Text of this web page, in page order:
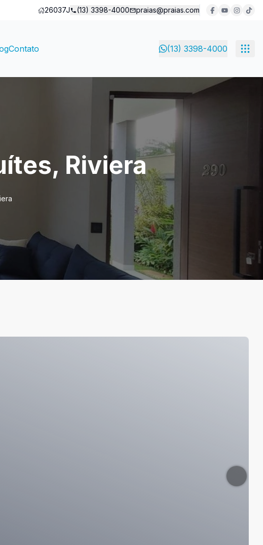
26037J (13) 3398-4000 praias@praias.com
Contato (13) 3398-4000
Riviera